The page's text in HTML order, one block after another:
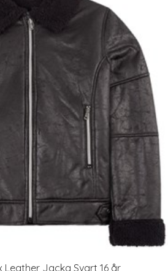
Leather Jacka Svart 16 år